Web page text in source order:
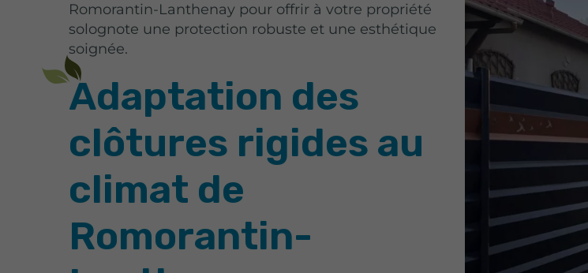
Romorantin-Lanthenay pour offrir à votre propriété
solognote une protection robuste et une esthétique
soignée.
Adaptation des
clôtures rigides au
climat de
Romorantin-